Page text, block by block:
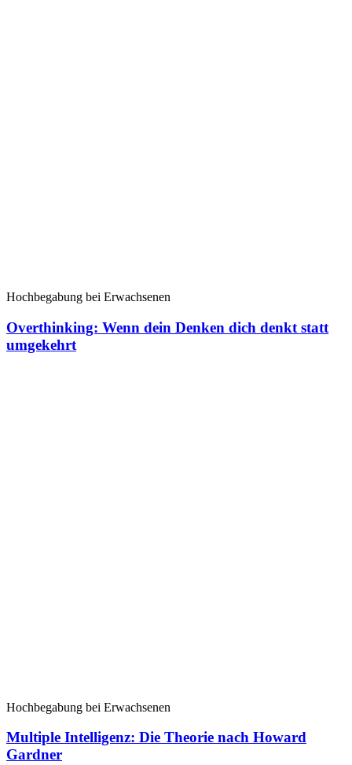
Hochbegabung bei Erwachsenen
Overthinking: Wenn dein Denken dich denkt statt
umgekehrt
Hochbegabung bei Erwachsenen
Multiple Intelligenz: Die Theorie nach Howard
Gardner